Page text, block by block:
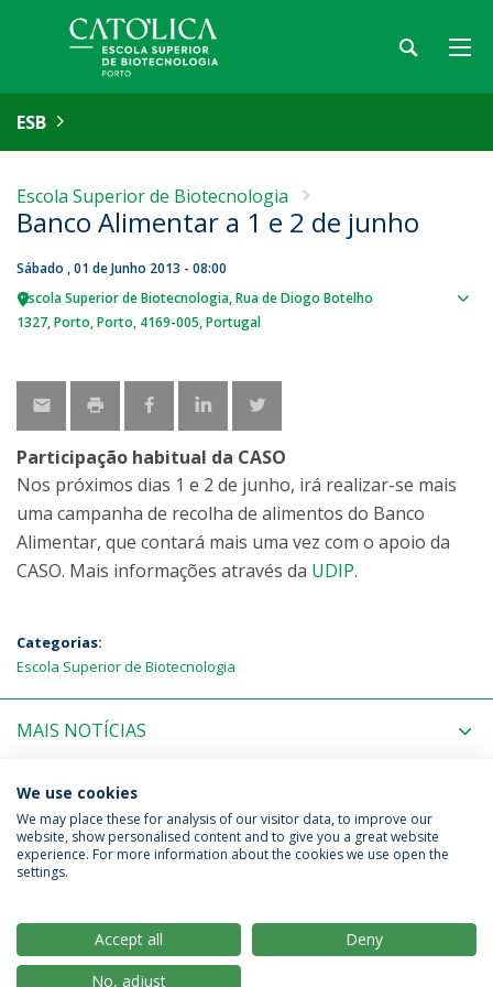
ESB
Escola Superior de Biotecnologia
Banco Alimentar a 1 e 2 de junho
Sábado , 01 de Junho 2013 - 08:00
Escola Superior de Biotecnologia Rua de Diogo Botelho
1327 Porto Porto 4169-005 Portugal
Participação habitual da CASO
Nos próximos dias 1 e 2 de junho, irá realizar-se mais
uma campanha de recolha de alimentos do Banco
Alimentar, que contará mais uma vez com o apoio da
CASO. Mais informações através da UDIP.
Categorias:
Escola Superior de Biotecnologia
MAIS NOTÍCIAS
PRÓXIMOS EVENTOS
Política de Privacidade
Termos & Condições
We use cookies
We may place these for analysis of our visitor data, to improve our
website, show personalised content and to give you a great website
experience. For more information about the cookies we use open the
settings.
Accept all
Deny
No, adjust